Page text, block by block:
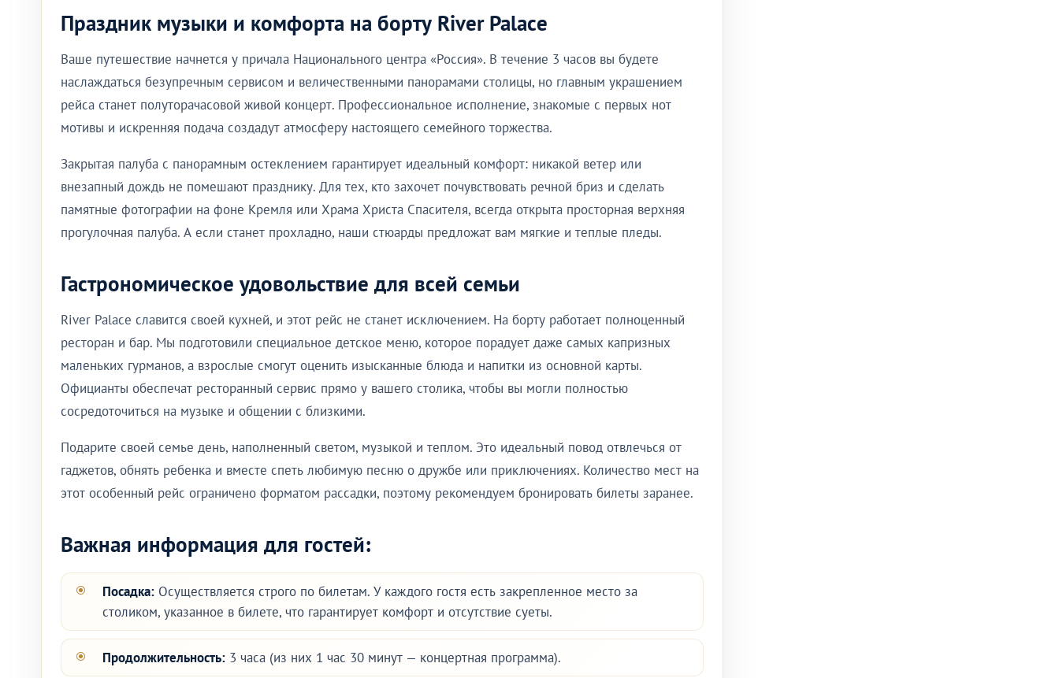
Праздник музыки и комфорта на борту River Palace
Ваше путешествие начнется у причала Национального центра «Россия». В течение 3 часов вы будете
наслаждаться безупречным сервисом и величественными панорамами столицы, но главным украшением
рейса станет полуторачасовой живой концерт. Профессиональное исполнение, знакомые с первых нот
мотивы и искренняя подача создадут атмосферу настоящего семейного торжества.
Закрытая палуба с панорамным остеклением гарантирует идеальный комфорт: никакой ветер или
внезапный дождь не помешают празднику. Для тех, кто захочет почувствовать речной бриз и сделать
памятные фотографии на фоне Кремля или Храма Христа Спасителя, всегда открыта просторная верхняя
прогулочная палуба. А если станет прохладно, наши стюарды предложат вам мягкие и теплые пледы.
Гастрономическое удовольствие для всей семьи
River Palace славится своей кухней, и этот рейс не станет исключением. На борту работает полноценный
ресторан и бар. Мы подготовили специальное детское меню, которое порадует даже самых капризных
маленьких гурманов, а взрослые смогут оценить изысканные блюда и напитки из основной карты.
Официанты обеспечат ресторанный сервис прямо у вашего столика, чтобы вы могли полностью
сосредоточиться на музыке и общении с близкими.
Подарите своей семье день, наполненный светом, музыкой и теплом. Это идеальный повод отвлечься от
гаджетов, обнять ребенка и вместе спеть любимую песню о дружбе или приключениях. Количество мест на
этот особенный рейс ограничено форматом рассадки, поэтому рекомендуем бронировать билеты заранее.
Важная информация для гостей:
Посадка: Осуществляется строго по билетам. У каждого гостя есть закрепленное место за
столиком, указанное в билете, что гарантирует комфорт и отсутствие суеты.
Продолжительность: 3 часа (из них 1 час 30 минут — концертная программа).